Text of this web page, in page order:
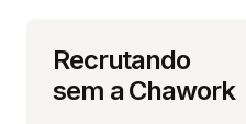
Recrutando
sem a Chawork